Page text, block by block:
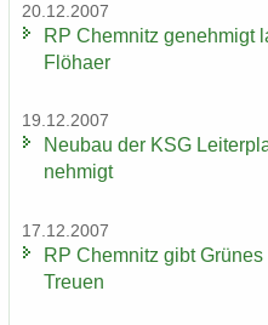
20.12.2007
RP Chem­nitz ge­neh­migt
Flöha­er
19.12.2007
Neu­bau der KSG
neh­migt
17.12.2007
RP Chem­nitz gibt
Treu­en